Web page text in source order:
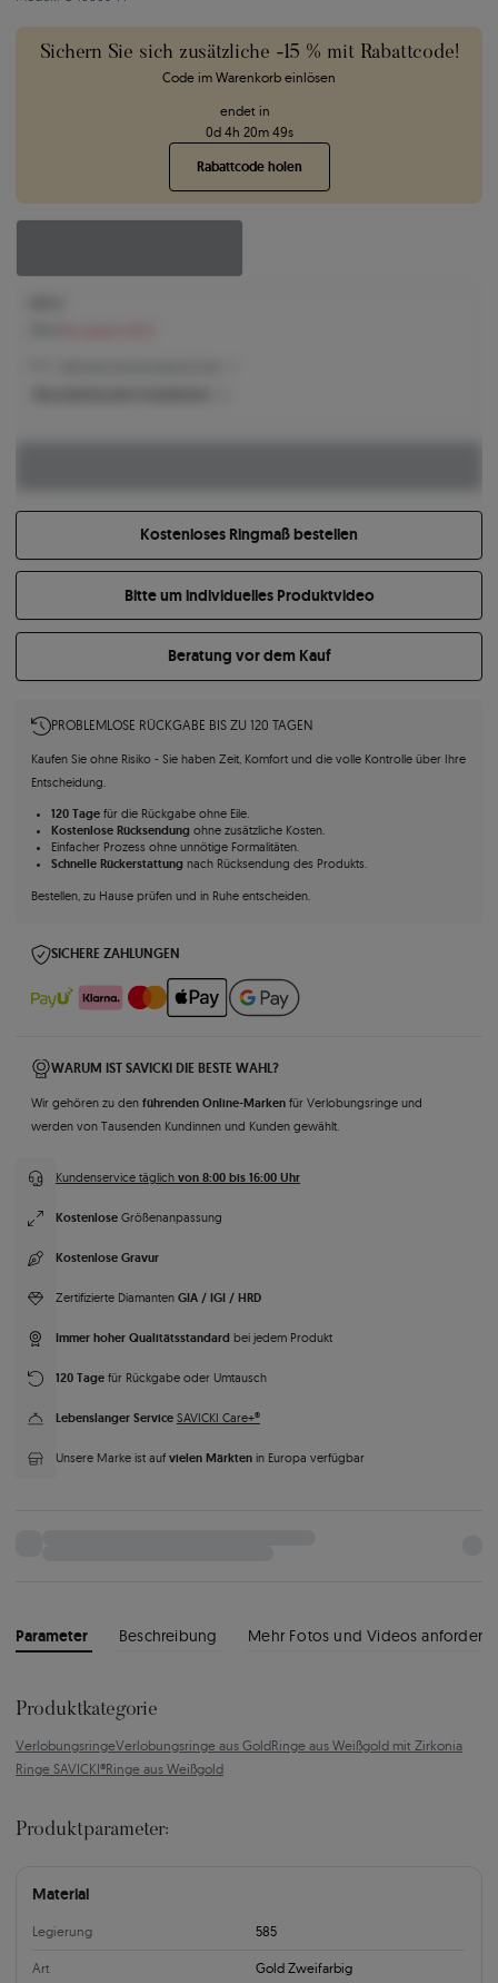
Sichern Sie sich zusätzliche -15 % mit Rabattcode!
Code im Warenkorb einlösen
endet in
0d 4h 20m 47s
Rabattcode holen
Kostenloses Ringmaß bestellen
Bitte um individuelles Produktvideo
Beratung vor dem Kauf
PROBLEMLOSE RÜCKGABE BIS ZU 120 TAGEN
Kaufen Sie ohne Risiko - Sie haben Zeit, Komfort und die volle Kontrolle über Ihre
Entscheidung.
120 Tagefür die Rückgabe ohne Eile.
Kostenlose Rücksendungohne zusätzliche Kosten.
Einfacher Prozess ohne unnötige Formalitäten.
Schnelle Rückerstattungnach Rücksendung des Produkts.
Bestellen, zu Hause prüfen und in Ruhe entscheiden.
SICHERE ZAHLUNGEN
WARUM IST SAVICKI DIE BESTE WAHL?
Wir gehören zu den führenden Online-Marken für Verlobungsringe und
werden von Tausenden Kundinnen und Kunden gewählt.
Kundenservice täglich von 8:00 bis 16:00 Uhr
Kostenlose Größenanpassung
Kostenlose Gravur
Zertifizierte Diamanten GIA / IGI / HRD
Immer hoher Qualitätsstandard bei jedem Produkt
120 Tage für Rückgabe oder Umtausch
Lebenslanger Service SAVICKI Care+®
Unsere Marke ist auf vielen Märkten in Europa verfügbar
Parameter Beschreibung Mehr Fotos und Videos anfordern
Produktkategorie
VerlobungsringeVerlobungsringe aus GoldRinge aus Weißgold mit Zirkonia
Ringe SAVICKI®Ringe aus Weißgold
Produktparameter:
Material
Legierung 585
Art Gold Zweifarbig